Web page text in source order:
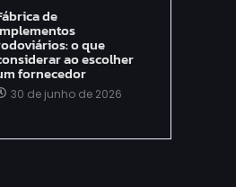
de
o que
ao escolher
fornecedor
30 de junho de 2026